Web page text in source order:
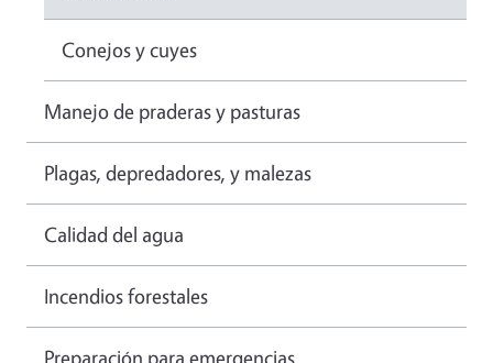
Conejos y cuyes
Manejo de praderas y pasturas
Plagas, depredadores, y malezas
Calidad del agua
Incendios forestales
Preparación para emergencias